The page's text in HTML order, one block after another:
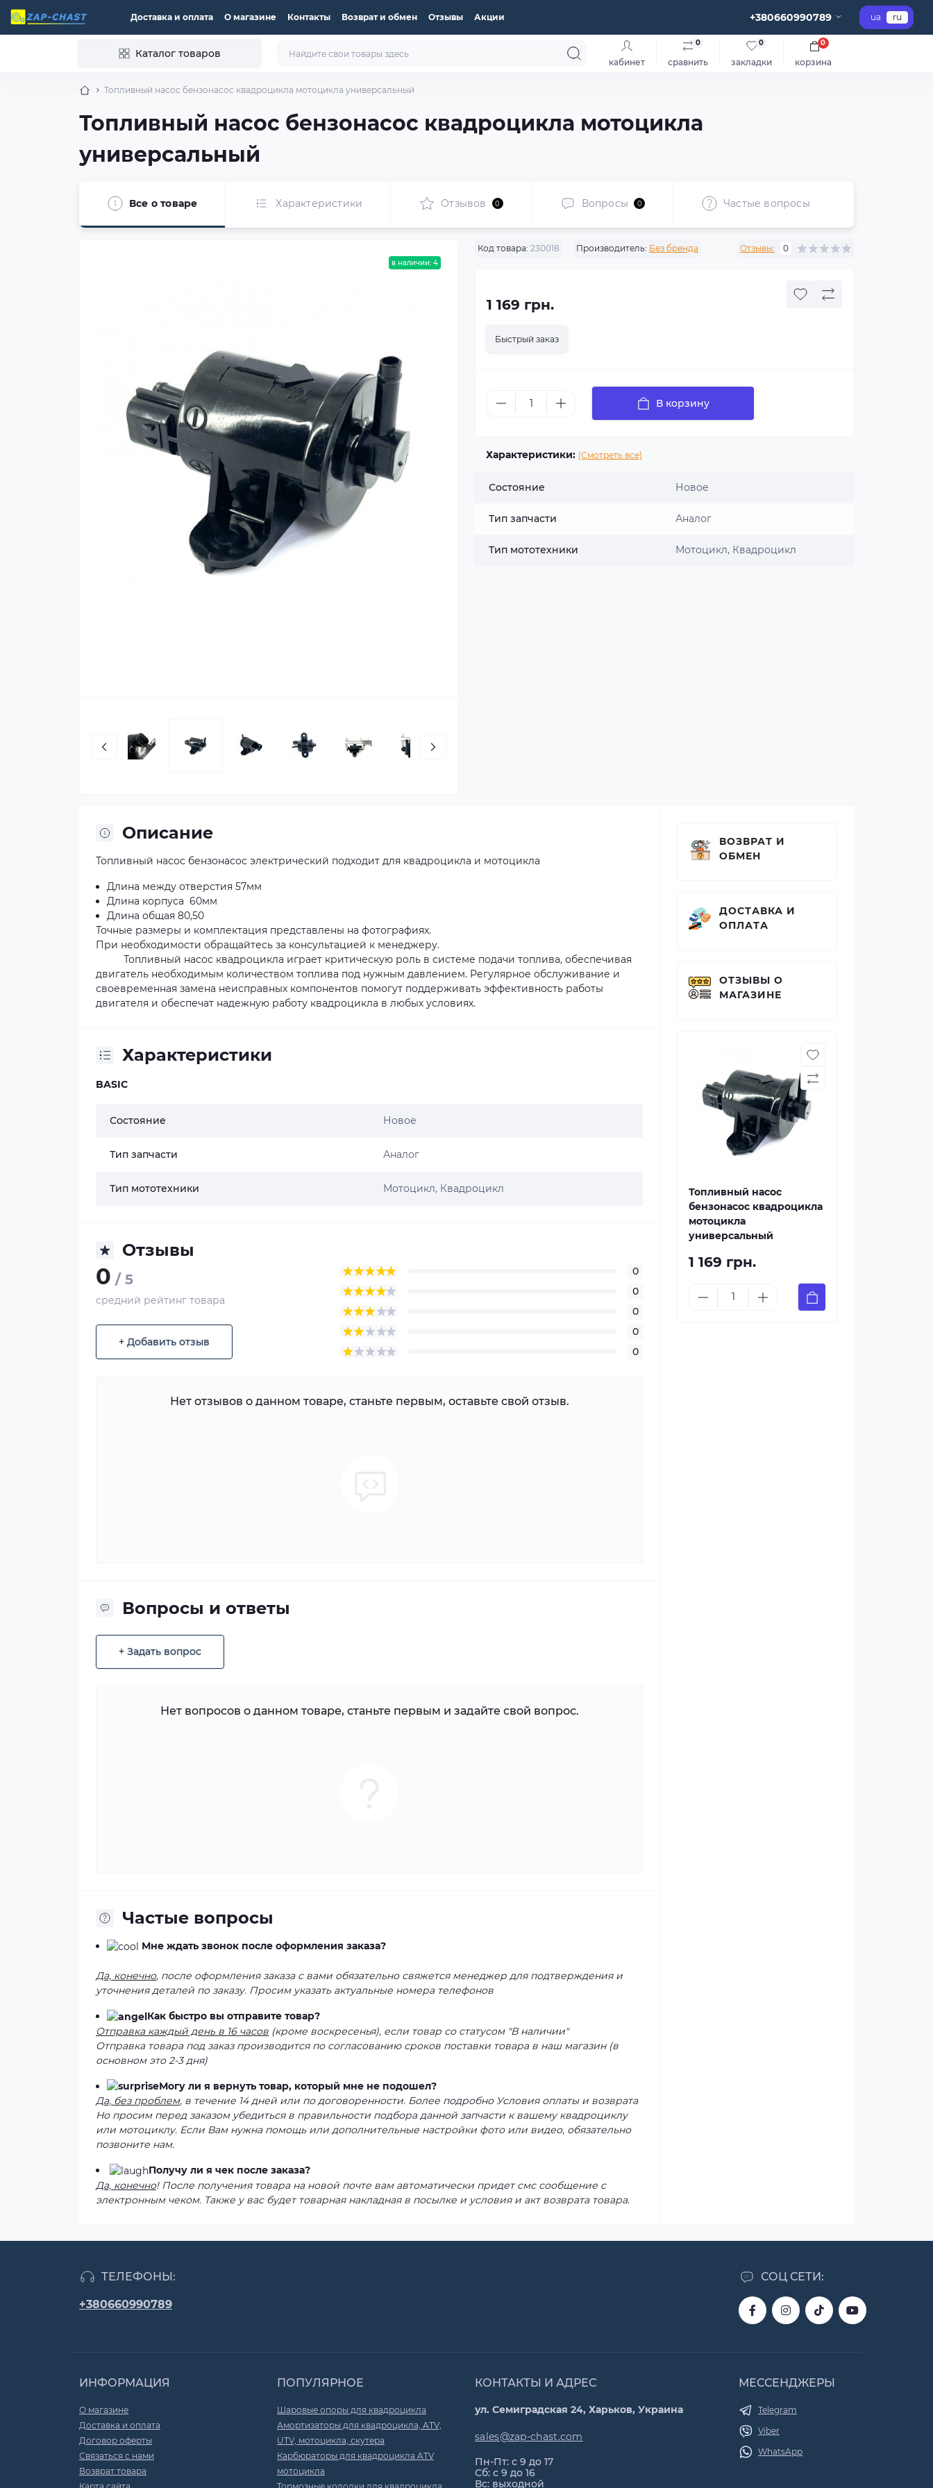
Доставка и оплата О магазине Контакты Возврат и обмен Отзывы Акции +380660990789 ua ru
Каталог товаров
кабинет сравнить
0
закладки
0
корзина
0
Топливный насос бензонасос квадроцикла мотоцикла универсальный
Топливный насос бензонасос квадроцикла мотоцикла
универсальный
Все о товаре Характеристики Отзывов 0 Вопросы 0 Частые вопросы
в наличии: 4
Код товара: 230018 Производитель: Без бренда Отзывы: 0
1 169 грн.
Быстрый заказ
В корзину
Характеристики: (Смотреть все)
Состояние Новое
Тип запчасти Аналог
Тип мототехники Мотоцикл, Квадроцикл
Описание
Топливный насос бензонасос электрический подходит для квадроцикла и мотоцикла
Длина между отверстия 57мм
Длина корпуса 60мм
Длина общая 80,50
Точные размеры и комплектация представлены на фотографиях.
При необходимости обращайтесь за консультацией к менеджеру.
Топливный насос квадроцикла играет критическую роль в системе подачи топлива, обеспечивая
двигатель необходимым количеством топлива под нужным давлением. Регулярное обслуживание и
своевременная замена неисправных компонентов помогут поддерживать эффективность работы
двигателя и обеспечат надежную работу квадроцикла в любых условиях.
Характеристики
BASIC
Состояние Новое
Тип запчасти Аналог
Тип мототехники Мотоцикл, Квадроцикл
Отзывы
0 / 5
средний рейтинг товара
+ Добавить отзыв
0
0
0
0
0
Нет отзывов о данном товаре, станьте первым, оставьте свой отзыв.
Вопросы и ответы
+ Задать вопрос
Нет вопросов о данном товаре, станьте первым и задайте свой вопрос.
Частые вопросы
Мне ждать звонок после оформления заказа?
Да, конечно, после оформления заказа с вами обязательно свяжется менеджер для подтверждения и
уточнения деталей по заказу. Просим указать актуальные номера телефонов
Как быстро вы отправите товар?
Отправка каждый день в 16 часов (кроме воскресенья), если товар со статусом "В наличии"
Отправка товара под заказ производится по согласованию сроков поставки товара в наш магазин (в
основном это 2-3 дня)
Могу ли я вернуть товар, который мне не подошел?
Да, без проблем, в течение 14 дней или по договоренности. Более подробно Условия оплаты и возврата
Но просим перед заказом убедиться в правильности подбора данной запчасти к вашему квадроциклу
или мотоциклу. Если Вам нужна помощь или дополнительные настройки фото или видео, обязательно
позвоните нам.
Получу ли я чек после заказа?
Да, конечно! После получения товара на новой почте вам автоматически придет смс сообщение с
электронным чеком. Также у вас будет товарная накладная в посылке и условия и акт возврата товара.
ВОЗВРАТ И
ОБМЕН
ДОСТАВКА И
ОПЛАТА
ОТЗЫВЫ О
МАГАЗИНЕ
Топливный насос
бензонасос квадроцикла
мотоцикла
универсальный
1 169 грн.
ТЕЛЕФОНЫ:
+380660990789
СОЦ СЕТИ:
ИНФОРМАЦИЯ
О магазине
Доставка и оплата
Договор оферты
Связаться с нами
Возврат товара
ПОПУЛЯРНОЕ
Шаровые опоры для квадроцикла
Амортизаторы для квадроцикла, ATV,
UTV, мотоцикла, скутера
Карбюраторы для квадроцикла ATV
мотоцикла
КОНТАКТЫ И АДРЕС
ул. Семиградская 24, Харьков, Украина
sales@zap-chast.com
Пн-Пт: с 9 до 17
Сб: с 9 до 16
Вс: выходной
МЕССЕНДЖЕРЫ
Telegram
Viber
WhatsApp